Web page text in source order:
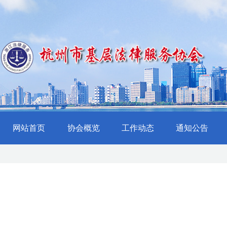
网站首页 协会概览 工作动态 通知公告